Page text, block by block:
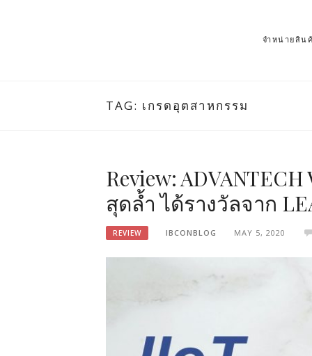
จำหน่ายสิน
TAG: เกรดอุตสาหกรรม
Review:
สุดล้ำ ได้รางวัลจาก
REVIEW IBCONBLOG MAY 5, 2020